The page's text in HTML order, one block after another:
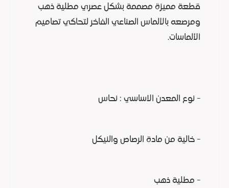
قطعة مميزة مصممة بشكل عصري مطلية ذهب
ومرصعه بالألماس الصناعي الفاخر لتحاكي تصاميم
الألماسات.
- نوع المعدن الاساسي : نحاس
- خالية من مادة الرصاص والنيكل
- مطلية ذهب